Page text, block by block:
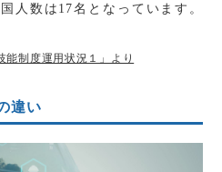
人数は 17名となっています。
能制度運用状況１」より
違い